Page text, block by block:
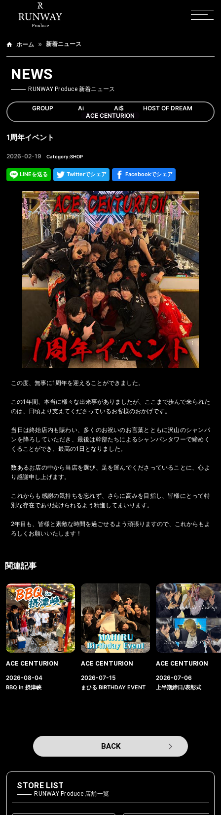
ホーム 新着ニュース
NEWS
RUNWAY Produce 新着ニュース
GROUP Ai Ai$
HOST OF DREAM
ACE CENTURION
1周年イベント
2026-02-19 Category:SHOP
LINEを送る Twitterでシェア Facebookでシェア
この度、無事に1周年を迎えることができました。
この1年間、本当に様々な出来事がありましたが、ここまで歩んで来られた
のは、日頃より支えてくださっているお客様のおかげです。
当日は終始店内も賑わい、多くのお祝いのお言葉とともに沢山のシャンパ
ンを降ろしていただき、最後は幹部たちによるシャンパンタワーで締めく
くることができ、最高の1日となりました。
数あるお店の中から当店を選び、足を運んでくださっていることに、心よ
り感謝申し上げます。
これからも感謝の気持ちを忘れず、さらに高みを目指し、皆様にとって特
別な存在であり続けられるよう精進してまいります。
2年目も、皆様と素敵な時間を過ごせるよう頑張りますので、これからもよ
ろしくお願いいたします！
関連記事
ACE CENTURION
2026-08-04
BBQ in 摂津峡
ACE CENTURION
2026-07-15
まひる BIRTHDAY EVENT
ACE CENTURION
2026-07-06
上半期締日/表彰式
BACK
STORE LIST
RUNWAY Produce 店舗一覧